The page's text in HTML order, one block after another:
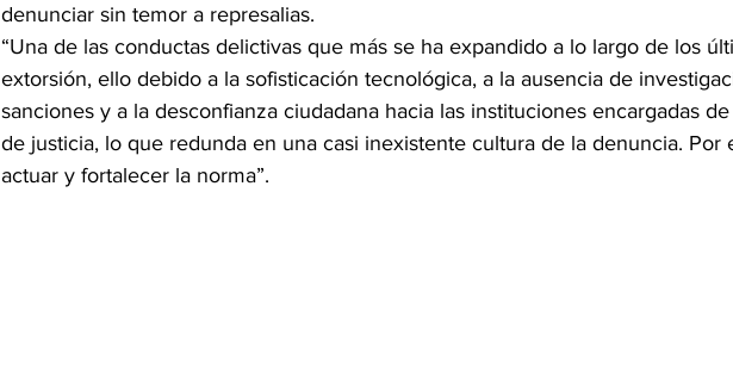
denunciar sin temor a represalias.
“Una de las conductas delictivas que más se ha expandido a lo largo de los
extorsión, ello debido a la sofisticación tecnológica, a la ausencia de
sanciones y a la desconfianza ciudadana hacia las instituciones encargadas
de justicia, lo que redunda en una casi inexistente cultura de la denuncia. Por
actuar y fortalecer la norma”.